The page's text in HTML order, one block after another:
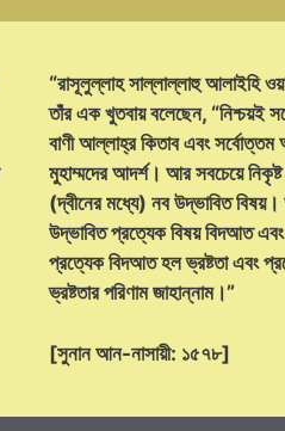
“রাসূলুল্লাহ সাল্লাল্লাহু আলাইহি
তাঁর এক খুতবায় বলেছেন, “নিশ্চয়ই
বাণী আল্লাহ্‌র কিতাব এবং সর্বোত্তম
মুহাম্মদের আদর্শ। আর সবচেয়ে
(দ্বীনের মধ্যে) নব উদ্ভাবিত
উদ্ভাবিত প্রত্যেক বিষয় বিদআত এবং
প্রত্যেক বিদআত হল ভ্রষ্টতা এবং
ভ্রষ্টতার পরিণাম জাহান্নাম।”
[সুনান আন-নাসায়ী: ১৫৭৮]